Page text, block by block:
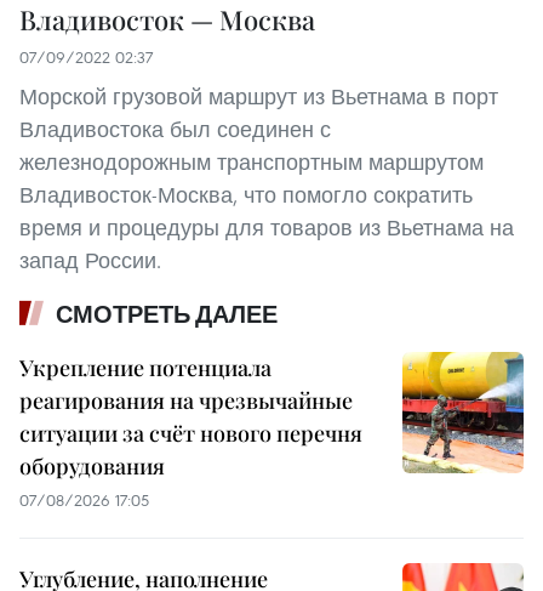
Владивосток — Москва
07/09/2022 02:37
Морской грузовой маршрут из Вьетнама в порт
Владивостока был соединен с
железнодорожным транспортным маршрутом
Владивосток-Москва, что помогло сократить
время и процедуры для товаров из Вьетнама на
запад России.
СМОТРЕТЬ ДАЛЕЕ
Укрепление потенциала
реагирования на чрезвычайные
ситуации за счёт нового перечня
оборудования
07/08/2026 17:05
Углубление, наполнение